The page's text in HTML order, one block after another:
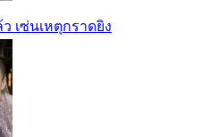
เซ่นเหตุกราดยิง